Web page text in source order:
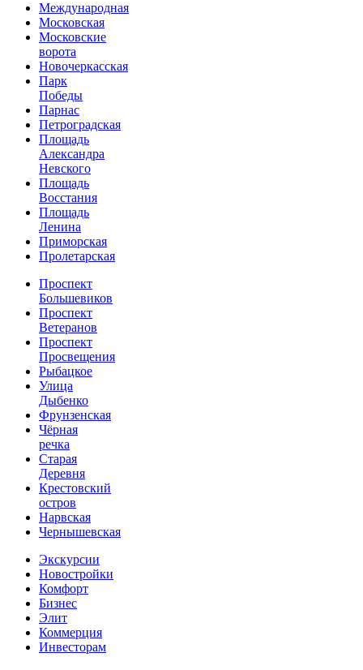
Международная
Московская
Московские
ворота
Новочеркасская
Парк
Победы
Парнас
Петроградская
Площадь
Александра
Невского
Площадь
Восстания
Площадь
Ленина
Приморская
Пролетарская
Проспект
Большевиков
Проспект
Ветеранов
Проспект
Просвещения
Рыбацкое
Улица
Дыбенко
Фрунзенская
Чёрная
речка
Старая
Деревня
Крестовский
остров
Нарвская
Чернышевская
Экскурсии
Новостройки
Комфорт
Бизнес
Элит
Коммерция
Инвесторам